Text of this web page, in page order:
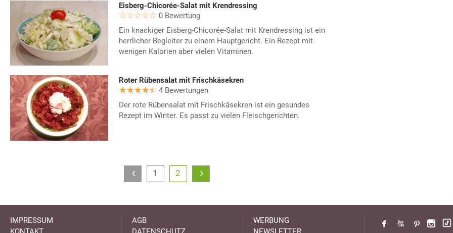
Eisberg-Chicorée-Salat mit Krendressing
0 Bewertung
Ein knackiger Eisberg-Chicorée-Salat mit Krendressing ist ein
herrlicher Begleiter zu einem Hauptgericht. Ein Rezept mit
wenigen Kalorien aber vielen Vitaminen.
Roter Rübensalat mit Frischkäsekren
4 Bewertungen
Der rote Rübensalat mit Frischkäsekren ist ein gesundes
Rezept im Winter. Es passt zu vielen Fleischgerichten.
1 2
IMPRESSUM
AGB
WERBUNG